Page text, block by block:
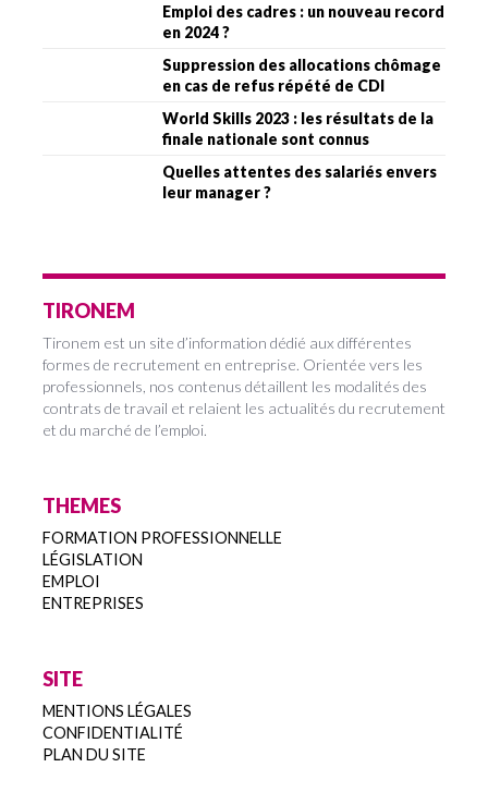
Emploi des cadres : un nouveau record
en 2024 ?
Suppression des allocations chômage
en cas de refus répété de CDI
World Skills 2023 : les résultats de la
finale nationale sont connus
Quelles attentes des salariés envers
leur manager ?
TIRONEM
Tironem est un site d’information dédié aux différentes
formes de recrutement en entreprise. Orientée vers les
professionnels, nos contenus détaillent les modalités des
contrats de travail et relaient les actualités du recrutement
et du marché de l’emploi.
THEMES
FORMATION PROFESSIONNELLE
LÉGISLATION
EMPLOI
ENTREPRISES
SITE
MENTIONS LÉGALES
CONFIDENTIALITÉ
PLAN DU SITE